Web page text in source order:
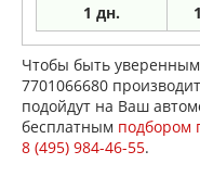
1 дн.
Чтобы быть
7701066680
подойдут на Ваш
бесплатным подбором
8 (495) 984-46-55.